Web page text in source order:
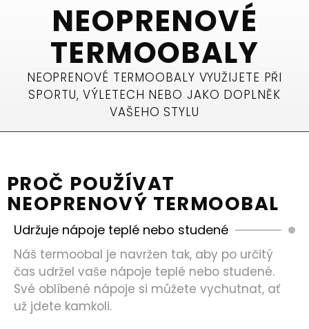
NEOPRENOVÉ
TERMOOBALY
NEOPRENOVÉ TERMOOBALY VYUŽIJETE PŘI
SPORTU, VÝLETECH NEBO JAKO DOPLNĚK
VAŠEHO STYLU
PROČ POUŽÍVAT
NEOPRENOVÝ TERMOOBAL
Udržuje nápoje teplé nebo studené
Náš termoobal je navržen tak, aby po určitý
čas udržel vaše nápoje teplé nebo studené.
Své oblíbené nápoje si můžete vychutnat, ať
už jdete kamkoli.